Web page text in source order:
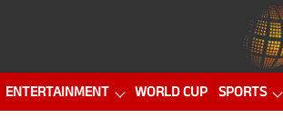
ENTERTAINMENT WORLD CUP SPORTS